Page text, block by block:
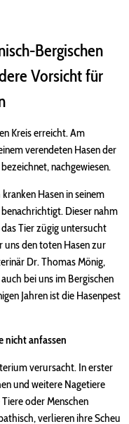
Bergischen
Vorsicht für
Kreis erreicht. Am
verendeten Hasen der
nachgewiesen.
Hasen in seinem
Dieser nahm
Tier zügig untersucht
uns den toten Hasen zur
Dr. Thomas Mönig,
bei uns im Bergischen
Jahren ist die Hasenpest
nicht anfassen
verursacht. In erster
und weitere Nagetiere
oder Menschen
verlieren ihre Scheu